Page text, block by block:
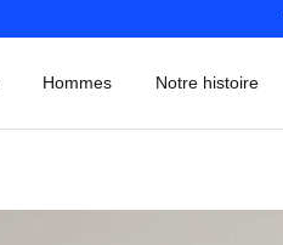
Hommes Notre histoire